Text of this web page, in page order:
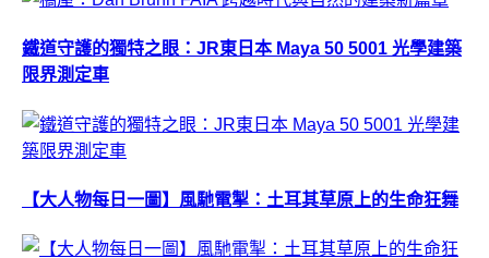
鐵道守護的獨特之眼：JR東日本 Maya 50 5001 光學建築
限界測定車
【大人物每日一圖】風馳電掣：土耳其草原上的生命狂舞